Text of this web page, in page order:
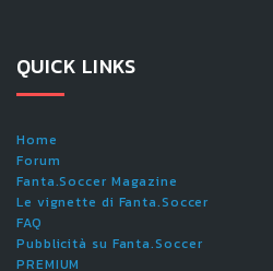
QUICK LINKS
Home
Forum
Fanta.Soccer Magazine
Le vignette di Fanta.Soccer
FAQ
Pubblicità su Fanta.Soccer
PREMIUM